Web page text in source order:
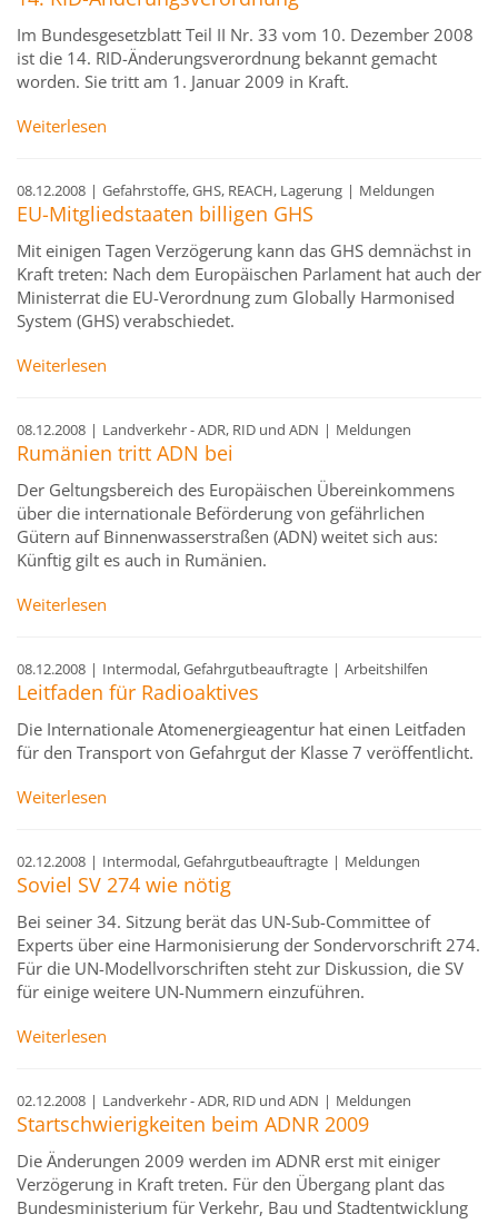
Im Bundesgesetzblatt Teil II Nr. 33 vom 10. Dezember 2008
ist die 14. RID-Änderungsverordnung bekannt gemacht
worden. Sie tritt am 1. Januar 2009 in Kraft.
Weiterlesen
08.12.2008 | Gefahrstoffe, GHS, REACH, Lagerung | Meldungen
EU-Mitgliedstaaten billigen GHS
Mit einigen Tagen Verzögerung kann das GHS demnächst in
Kraft treten: Nach dem Europäischen Parlament hat auch der
Ministerrat die EU-Verordnung zum Globally Harmonised
System (GHS) verabschiedet.
Weiterlesen
08.12.2008 | Landverkehr - ADR, RID und ADN | Meldungen
Rumänien tritt ADN bei
Der Geltungsbereich des Europäischen Übereinkommens
über die internationale Beförderung von gefährlichen
Gütern auf Binnenwasserstraßen (ADN) weitet sich aus:
Künftig gilt es auch in Rumänien.
Weiterlesen
08.12.2008 | Intermodal, Gefahrgutbeauftragte | Arbeitshilfen
Leitfaden für Radioaktives
Die Internationale Atomenergieagentur hat einen Leitfaden
für den Transport von Gefahrgut der Klasse 7 veröffentlicht.
Weiterlesen
02.12.2008 | Intermodal, Gefahrgutbeauftragte | Meldungen
Soviel SV 274 wie nötig
Bei seiner 34. Sitzung berät das UN-Sub-Committee of
Experts über eine Harmonisierung der Sondervorschrift 274.
Für die UN-Modellvorschriften steht zur Diskussion, die SV
für einige weitere UN-Nummern einzuführen.
Weiterlesen
02.12.2008 | Landverkehr - ADR, RID und ADN | Meldungen
Startschwierigkeiten beim ADNR 2009
Die Änderungen 2009 werden im ADNR erst mit einiger
Verzögerung in Kraft treten. Für den Übergang plant das
Bundesministerium für Verkehr, Bau und Stadtentwicklung